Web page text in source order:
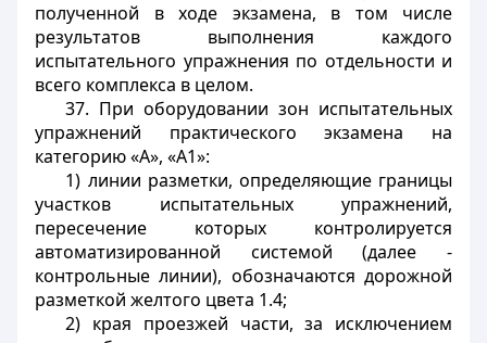
полученной в ходе экзамена, в том числе
результатов выполнения каждого
испытательного упражнения по отдельности и
всего комплекса в целом.
37. При оборудовании зон испытательных
упражнений практического экзамена на
категорию «А», «А1»:
1) линии разметки, определяющие границы
участков испытательных упражнений,
пересечение которых контролируется
автоматизированной системой (далее -
контрольные линии), обозначаются дорожной
разметкой желтого цвета 1.4;
2) края проезжей части, за исключением